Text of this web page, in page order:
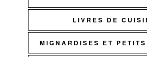
LIVRES DE
MIGNARDISES ET